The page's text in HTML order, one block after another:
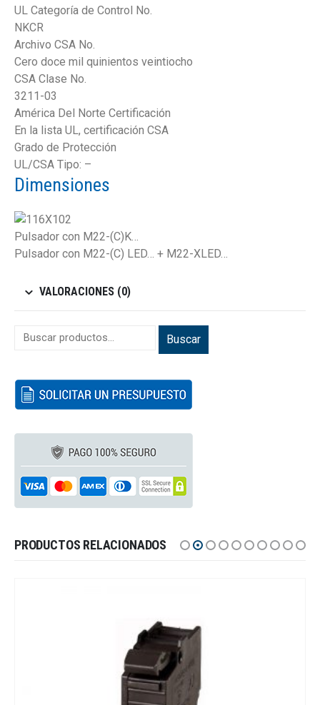
UL Categoría de Control No.
NKCR
Archivo CSA No.
Cero doce mil quinientos veintiocho
CSA Clase No.
3211-03
América Del Norte Certificación
En la lista UL, certificación CSA
Grado de Protección
UL/CSA Tipo: –
Dimensiones
Pulsador con M22-(C)K…
Pulsador con M22-(C) LED… + M22-XLED…
VALORACIONES (0)
Buscar
PRODUCTOS RELACIONADOS